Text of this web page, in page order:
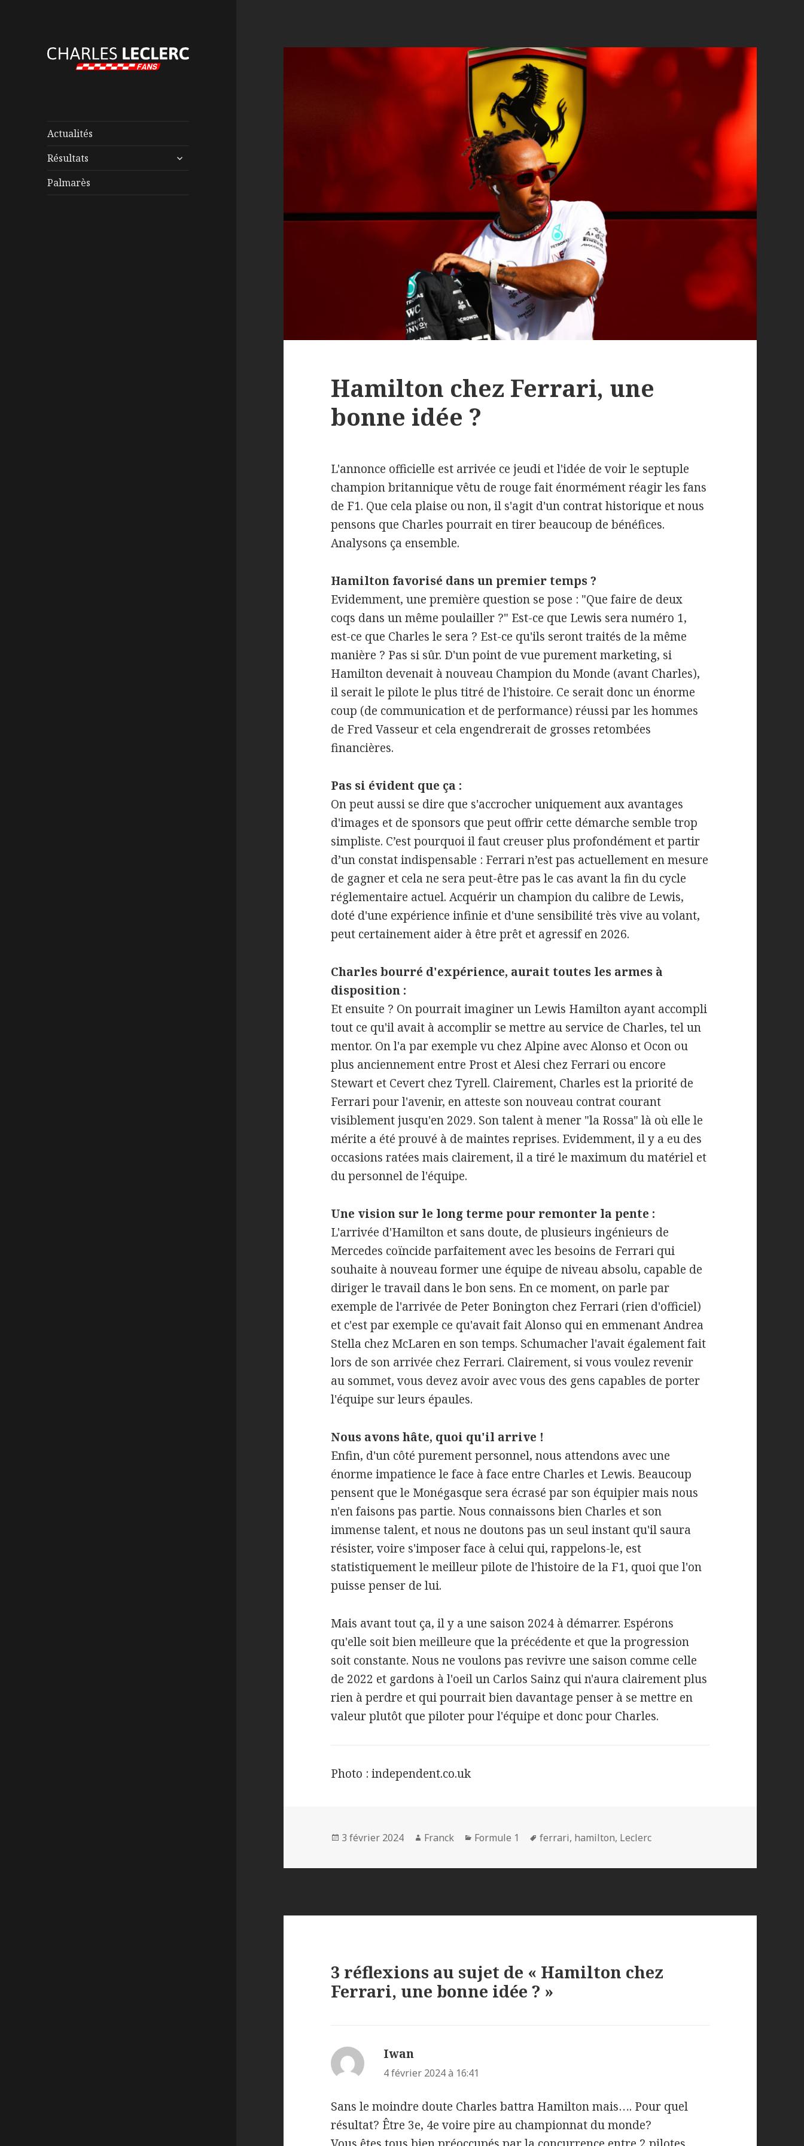
Actualités
Résultats
ouvrir
Palmarès
Hamilton chez Ferrari, une
bonne idée ?
L'annonce officielle est arrivée ce jeudi et l'idée de voir le septuple
champion britannique vêtu de rouge fait énormément réagir les fans
de F1. Que cela plaise ou non, il s'agit d'un contrat historique et nous
pensons que Charles pourrait en tirer beaucoup de bénéfices.
Analysons ça ensemble.
Hamilton favorisé dans un premier temps ?
Evidemment, une première question se pose : "Que faire de deux
coqs dans un même poulailler ?" Est-ce que Lewis sera numéro 1,
est-ce que Charles le sera ? Est-ce qu'ils seront traités de la même
manière ? Pas si sûr. D'un point de vue purement marketing, si
Hamilton devenait à nouveau Champion du Monde (avant Charles),
il serait le pilote le plus titré de l'histoire. Ce serait donc un énorme
coup (de communication et de performance) réussi par les hommes
de Fred Vasseur et cela engendrerait de grosses retombées
financières.
Pas si évident que ça :
On peut aussi se dire que s'accrocher uniquement aux avantages
d'images et de sponsors que peut offrir cette démarche semble trop
simpliste. C’est pourquoi il faut creuser plus profondément et partir
d’un constat indispensable : Ferrari n’est pas actuellement en mesure
de gagner et cela ne sera peut-être pas le cas avant la fin du cycle
réglementaire actuel. Acquérir un champion du calibre de Lewis,
doté d'une expérience infinie et d'une sensibilité très vive au volant,
peut certainement aider à être prêt et agressif en 2026.
Charles bourré d'expérience, aurait toutes les armes à
disposition :
Et ensuite ? On pourrait imaginer un Lewis Hamilton ayant accompli
tout ce qu'il avait à accomplir se mettre au service de Charles, tel un
mentor. On l'a par exemple vu chez Alpine avec Alonso et Ocon ou
plus anciennement entre Prost et Alesi chez Ferrari ou encore
Stewart et Cevert chez Tyrell. Clairement, Charles est la priorité de
Ferrari pour l'avenir, en atteste son nouveau contrat courant
visiblement jusqu'en 2029. Son talent à mener "la Rossa" là où elle le
mérite a été prouvé à de maintes reprises. Evidemment, il y a eu des
occasions ratées mais clairement, il a tiré le maximum du matériel et
du personnel de l'équipe.
Une vision sur le long terme pour remonter la pente :
L'arrivée d'Hamilton et sans doute, de plusieurs ingénieurs de
Mercedes coïncide parfaitement avec les besoins de Ferrari qui
souhaite à nouveau former une équipe de niveau absolu, capable de
diriger le travail dans le bon sens. En ce moment, on parle par
exemple de l'arrivée de Peter Bonington chez Ferrari (rien d'officiel)
et c'est par exemple ce qu'avait fait Alonso qui en emmenant Andrea
Stella chez McLaren en son temps. Schumacher l'avait également fait
lors de son arrivée chez Ferrari. Clairement, si vous voulez revenir
au sommet, vous devez avoir avec vous des gens capables de porter
l'équipe sur leurs épaules.
Nous avons hâte, quoi qu'il arrive !
Enfin, d'un côté purement personnel, nous attendons avec une
énorme impatience le face à face entre Charles et Lewis. Beaucoup
pensent que le Monégasque sera écrasé par son équipier mais nous
n'en faisons pas partie. Nous connaissons bien Charles et son
immense talent, et nous ne doutons pas un seul instant qu'il saura
résister, voire s'imposer face à celui qui, rappelons-le, est
statistiquement le meilleur pilote de l'histoire de la F1, quoi que l'on
puisse penser de lui.
Mais avant tout ça, il y a une saison 2024 à démarrer. Espérons
qu'elle soit bien meilleure que la précédente et que la progression
soit constante. Nous ne voulons pas revivre une saison comme celle
de 2022 et gardons à l'oeil un Carlos Sainz qui n'aura clairement plus
rien à perdre et qui pourrait bien davantage penser à se mettre en
valeur plutôt que piloter pour l'équipe et donc pour Charles.
Photo : independent.co.uk
Publié
3 février 2024 Auteur
Franck Catégories
Formule 1
Mots-
ferrari, hamilton, Leclerc
3 réflexions au sujet de « Hamilton chez
Ferrari, une bonne idée ? »
Iwan
4 février 2024 à 16:41
Sans le moindre doute Charles battra Hamilton mais…. Pour quel
résultat? Être 3e, 4e voire pire au championnat du monde?